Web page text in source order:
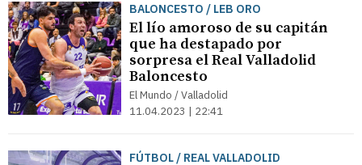
BALONCESTO / LEB ORO
El lío amoroso de su capitán
que ha destapado por
sorpresa el Real Valladolid
Baloncesto
El Mundo / Valladolid
11.04.2023 | 22:41
FÚTBOL / REAL VALLADOLID